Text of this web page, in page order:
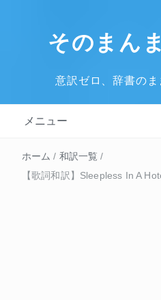
そのまん
意訳ゼロ、辞書のま
メニュー
ホーム / 和訳一覧 /
【歌詞和訳】Sleepless In A